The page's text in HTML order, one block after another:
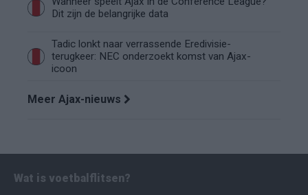
Dit zijn de belangrijke data
Tadic lonkt naar verrassende Eredivisie-
terugkeer: NEC onderzoekt komst van Ajax-
icoon
Meer Ajax-nieuws
Wat is voetbalflitsen?